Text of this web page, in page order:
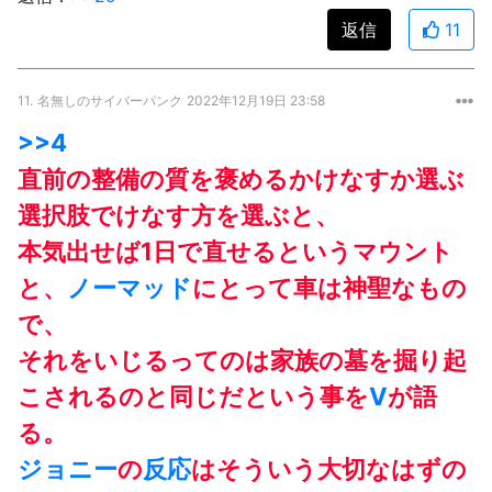
返信
11
11. 名無しのサイバーパンク 2022年12月19日 23:58
>>4
直前の整備の質を褒めるかけなすか選ぶ
選択肢でけなす方を選ぶと、
本気出せば1日で直せるというマウント
と、
ノーマッドにとって車は神聖なもの
で、
それをいじるってのは家族の墓を掘り起
こされるのと同じだという事をVが語
る。
ジョニーの反応はそういう大切なはずの